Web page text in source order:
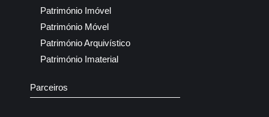
Património Imóvel
Património Móvel
Património Arquivístico
Património Imaterial
Parceiros